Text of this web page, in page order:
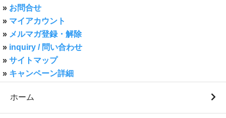
» お問合せ
» マイアカウント
» メルマガ登録・解除
» inquiry / 問い合わせ
» サイトマップ
» キャンペーン詳細
ホーム